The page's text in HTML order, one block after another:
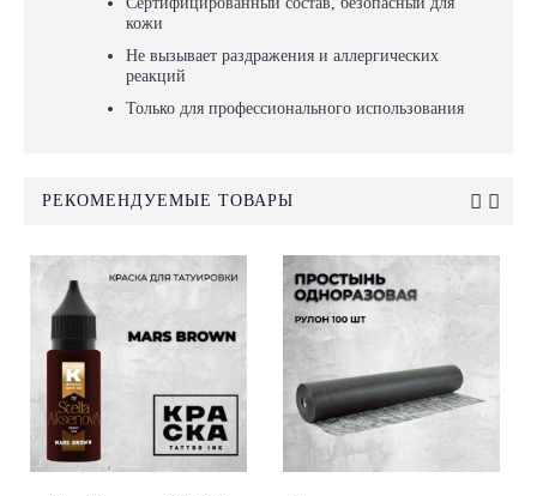
кожи
Не вызывает раздражения и аллергических
реакций
Только для профессионального использования
РЕКОМЕНДУЕМЫЕ ТОВАРЫ